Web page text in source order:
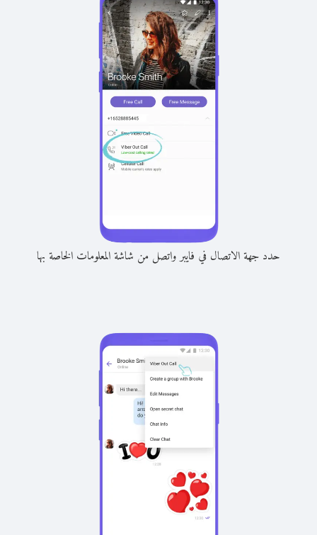
حدد جهة الاتصال في فايبر واتصل من شاشة المعلومات الخاصة بها